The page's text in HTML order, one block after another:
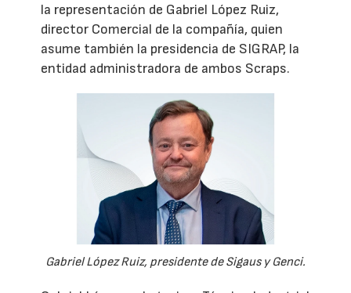
la representación de Gabriel López Ruiz,
director Comercial de la compañía, quien
asume también la presidencia de SIGRAP, la
entidad administradora de ambos Scraps.
Gabriel López Ruiz, presidente de Sigaus y Genci.